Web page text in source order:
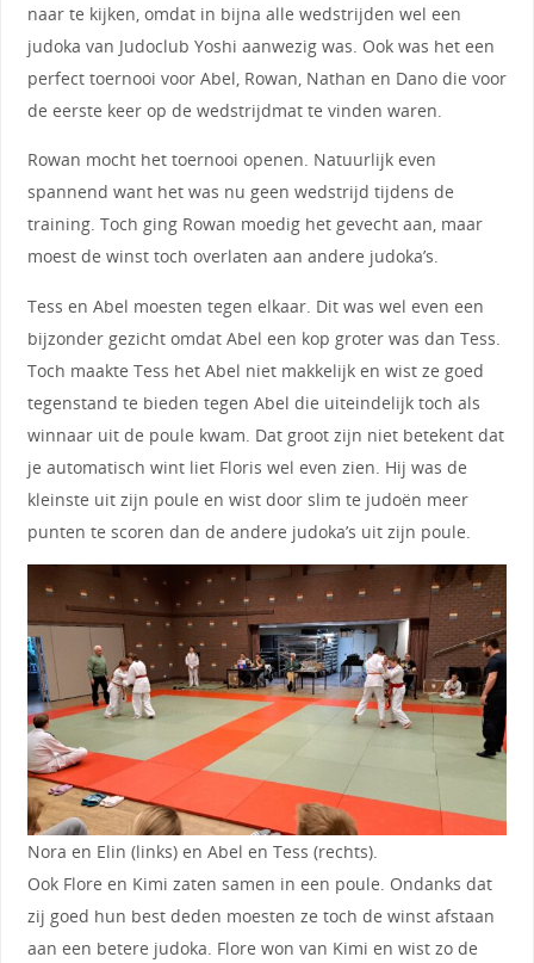
naar te kijken, omdat in bijna alle wedstrijden wel een
judoka van Judoclub Yoshi aanwezig was. Ook was het een
perfect toernooi voor Abel, Rowan, Nathan en Dano die voor
de eerste keer op de wedstrijdmat te vinden waren.
Rowan mocht het toernooi openen. Natuurlijk even
spannend want het was nu geen wedstrijd tijdens de
training. Toch ging Rowan moedig het gevecht aan, maar
moest de winst toch overlaten aan andere judoka’s.
Tess en Abel moesten tegen elkaar. Dit was wel even een
bijzonder gezicht omdat Abel een kop groter was dan Tess.
Toch maakte Tess het Abel niet makkelijk en wist ze goed
tegenstand te bieden tegen Abel die uiteindelijk toch als
winnaar uit de poule kwam. Dat groot zijn niet betekent dat
je automatisch wint liet Floris wel even zien. Hij was de
kleinste uit zijn poule en wist door slim te judoën meer
punten te scoren dan de andere judoka’s uit zijn poule.
Nora en Elin (links) en Abel en Tess (rechts).
Ook Flore en Kimi zaten samen in een poule. Ondanks dat
zij goed hun best deden moesten ze toch de winst afstaan
aan een betere judoka. Flore won van Kimi en wist zo de